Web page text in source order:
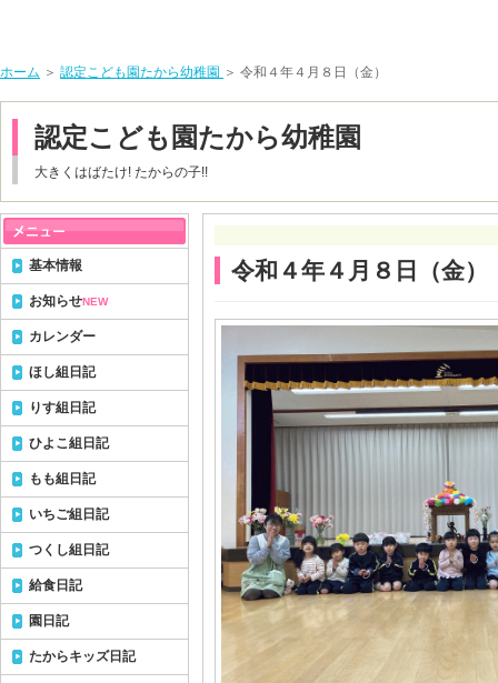
ホーム ＞ 認定こども園たから幼稚園 ＞ 令和４年４月８日（金）
認定こども園たから幼稚園
大きくはばたけ! たからの子!!
令和４年４月８日（金）
基本情報
お知らせNEW
カレンダー
ほし組日記
りす組日記
ひよこ組日記
もも組日記
いちご組日記
つくし組日記
給食日記
園日記
たからキッズ日記